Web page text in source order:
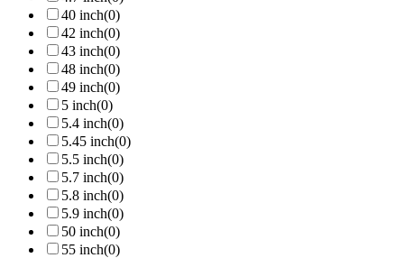
40 inch(0)
42 inch(0)
43 inch(0)
48 inch(0)
49 inch(0)
5 inch(0)
5.4 inch(0)
5.45 inch(0)
5.5 inch(0)
5.7 inch(0)
5.8 inch(0)
5.9 inch(0)
50 inch(0)
55 inch(0)